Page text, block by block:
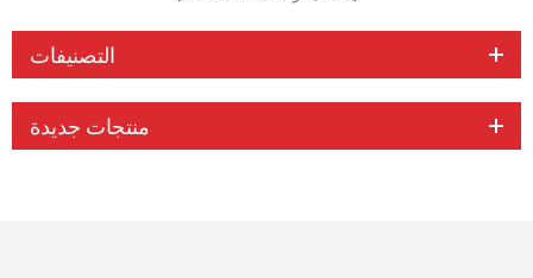
التصنيفات
منتجات جديدة